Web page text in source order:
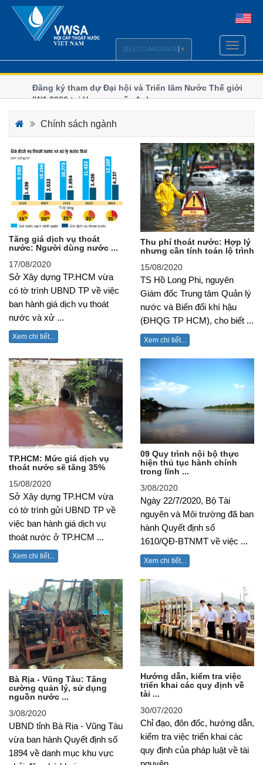
Toggle
Đăng ký tham dự Đại hội và Triển lãm Nước Thế giới
IWA 2026 tại Vương quốc Anh
Chi hội Cấp Thoát nước miền Trung - Tây Nguyên
bước vào nhiệm kỳ xanh và số
Ngành nước miền Trung - Tây Nguyên tăng tốc chuyển
đổi số, thích ứng biến đổi khí hậu
VWSA tham dự Triển lãm và Hội nghị Quốc tế ngành
Nước Borneo (BIWWEC 2026) tại Malaysia
Bộ Xây dựng lấy ý kiến hoàn thiện chính sách Luật
Cấp, Thoát nước
Chính sách ngành
Tăng giá dịch vụ thoát
nước: Người dùng nước ...
17/08/2020
Sở Xây dựng TP.HCM vừa
có tờ trình UBND TP về việc
ban hành giá dịch vụ thoát
nước và xử ...
Xem chi tiết...
Thu phí thoát nước: Hợp lý
nhưng cần tính toán lộ trình
15/08/2020
TS Hồ Long Phi, nguyên
Giám đốc Trung tâm Quản lý
nước và Biến đổi khí hậu
(ĐHQG TP HCM), cho biết ...
Xem chi tiết...
TP.HCM: Mức giá dịch vụ
thoát nước sẽ tăng 35%
15/08/2020
Sở Xây dựng TP.HCM vừa
có tờ trình gửi UBND TP về
việc ban hành giá dịch vụ
thoát nước ở TP.HCM ...
Xem chi tiết...
09 Quy trình nội bộ thực
hiện thủ tục hành chính
trong lĩnh ...
3/08/2020
Ngày 22/7/2020, Bộ Tài
nguyên và Môi trường đã ban
hành Quyết định số
1610/QĐ-BTNMT về việc ...
Xem chi tiết...
Bà Rịa - Vũng Tàu: Tăng
cường quản lý, sử dụng
nguồn nước ...
3/08/2020
UBND tỉnh Bà Rịa - Vũng Tàu
vừa ban hành Quyết định số
1894 về danh mục khu vực
Hướng dẫn, kiểm tra việc
triển khai các quy định về
tài ...
30/07/2020
Chỉ đạo, đôn đốc, hướng dẫn,
kiểm tra việc triển khai các
quy định của pháp luật về tài
SELECT LANGUAGE ▼